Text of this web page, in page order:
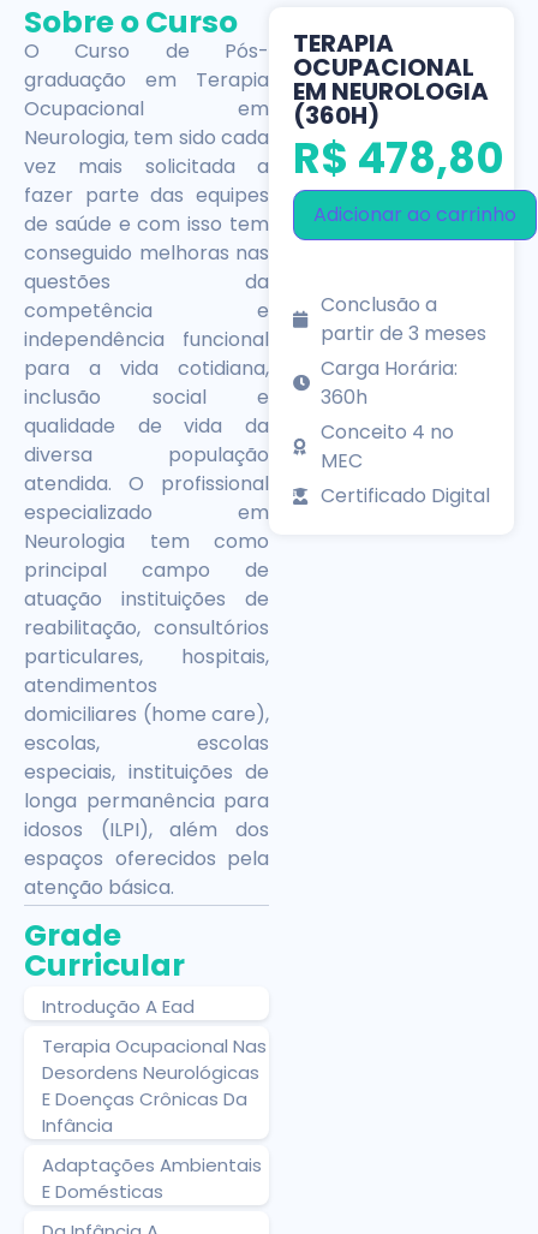
Sobre o Curso
O Curso de Pós-
graduação em Terapia
Ocupacional em
Neurologia, tem sido cada
vez mais solicitada a
fazer parte das equipes
de saúde e com isso tem
conseguido melhoras nas
questões da
competência e
independência funcional
para a vida cotidiana,
inclusão social e
qualidade de vida da
diversa população
atendida. O profissional
especializado em
Neurologia tem como
principal campo de
atuação instituições de
reabilitação, consultórios
particulares, hospitais,
atendimentos
domiciliares (home care),
escolas, escolas
especiais, instituições de
longa permanência para
idosos (ILPI), além dos
espaços oferecidos pela
atenção básica.
Grade
Curricular
Introdução A Ead
Terapia Ocupacional Nas
Desordens Neurológicas
E Doenças Crônicas Da
Infância
Adaptações Ambientais
E Domésticas
TERAPIA
OCUPACIONAL
EM NEUROLOGIA
(360H)
R$ 478,80
Adicionar ao carrinho
Conclusão a
partir de 3 meses
Carga Horária:
360h
Conceito 4 no
MEC
Certificado Digital